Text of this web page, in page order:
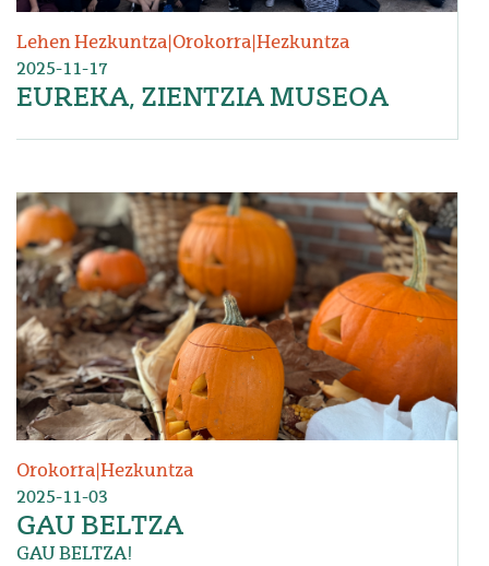
Lehen Hezkuntza|Orokorra|Hezkuntza
2025-11-17
EUREKA, ZIENTZIA MUSEOA
Irudia
Orokorra|Hezkuntza
2025-11-03
GAU BELTZA
GAU BELTZA!